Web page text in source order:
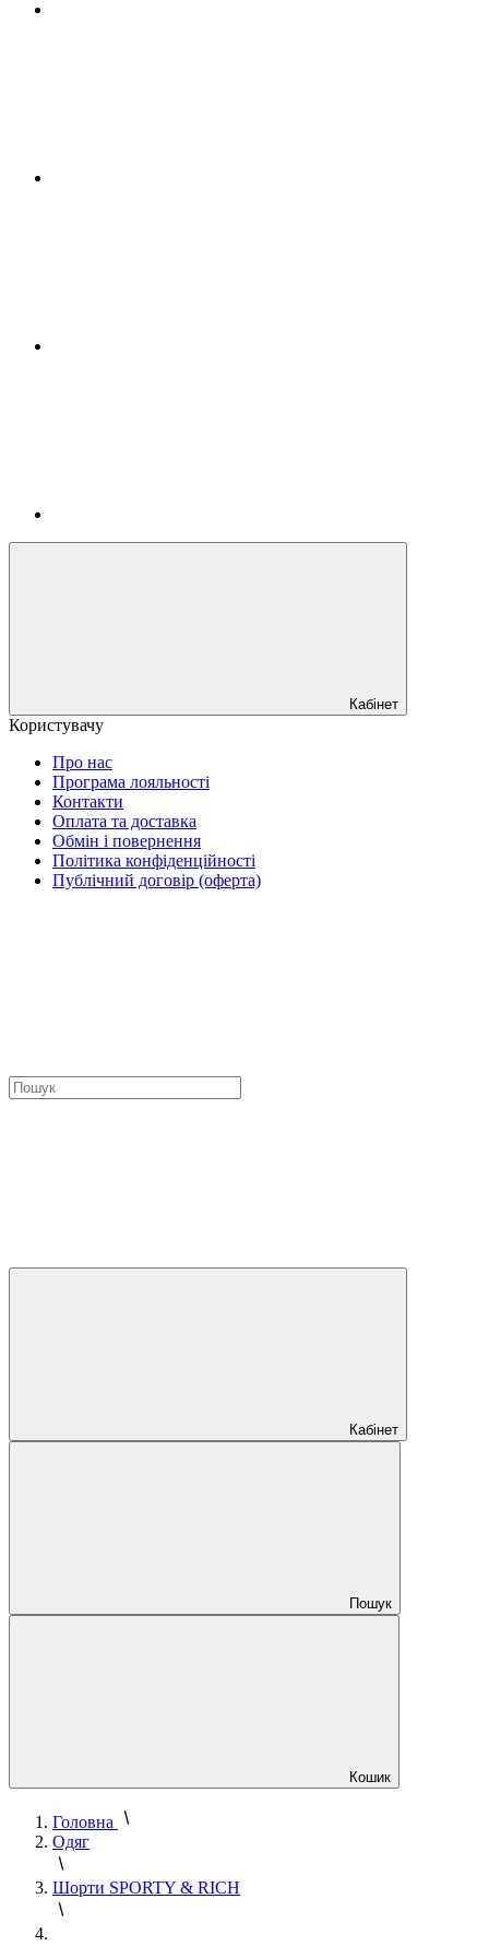
Кабінет
Користувачу
Про нас
Програма лояльності
Контакти
Оплата та доставка
Обмін і повернення
Політика конфіденційності
Публічний договір (оферта)
Кабінет
Пошук
Кошик
Головна
Одяг
Шорти SPORTY & RICH